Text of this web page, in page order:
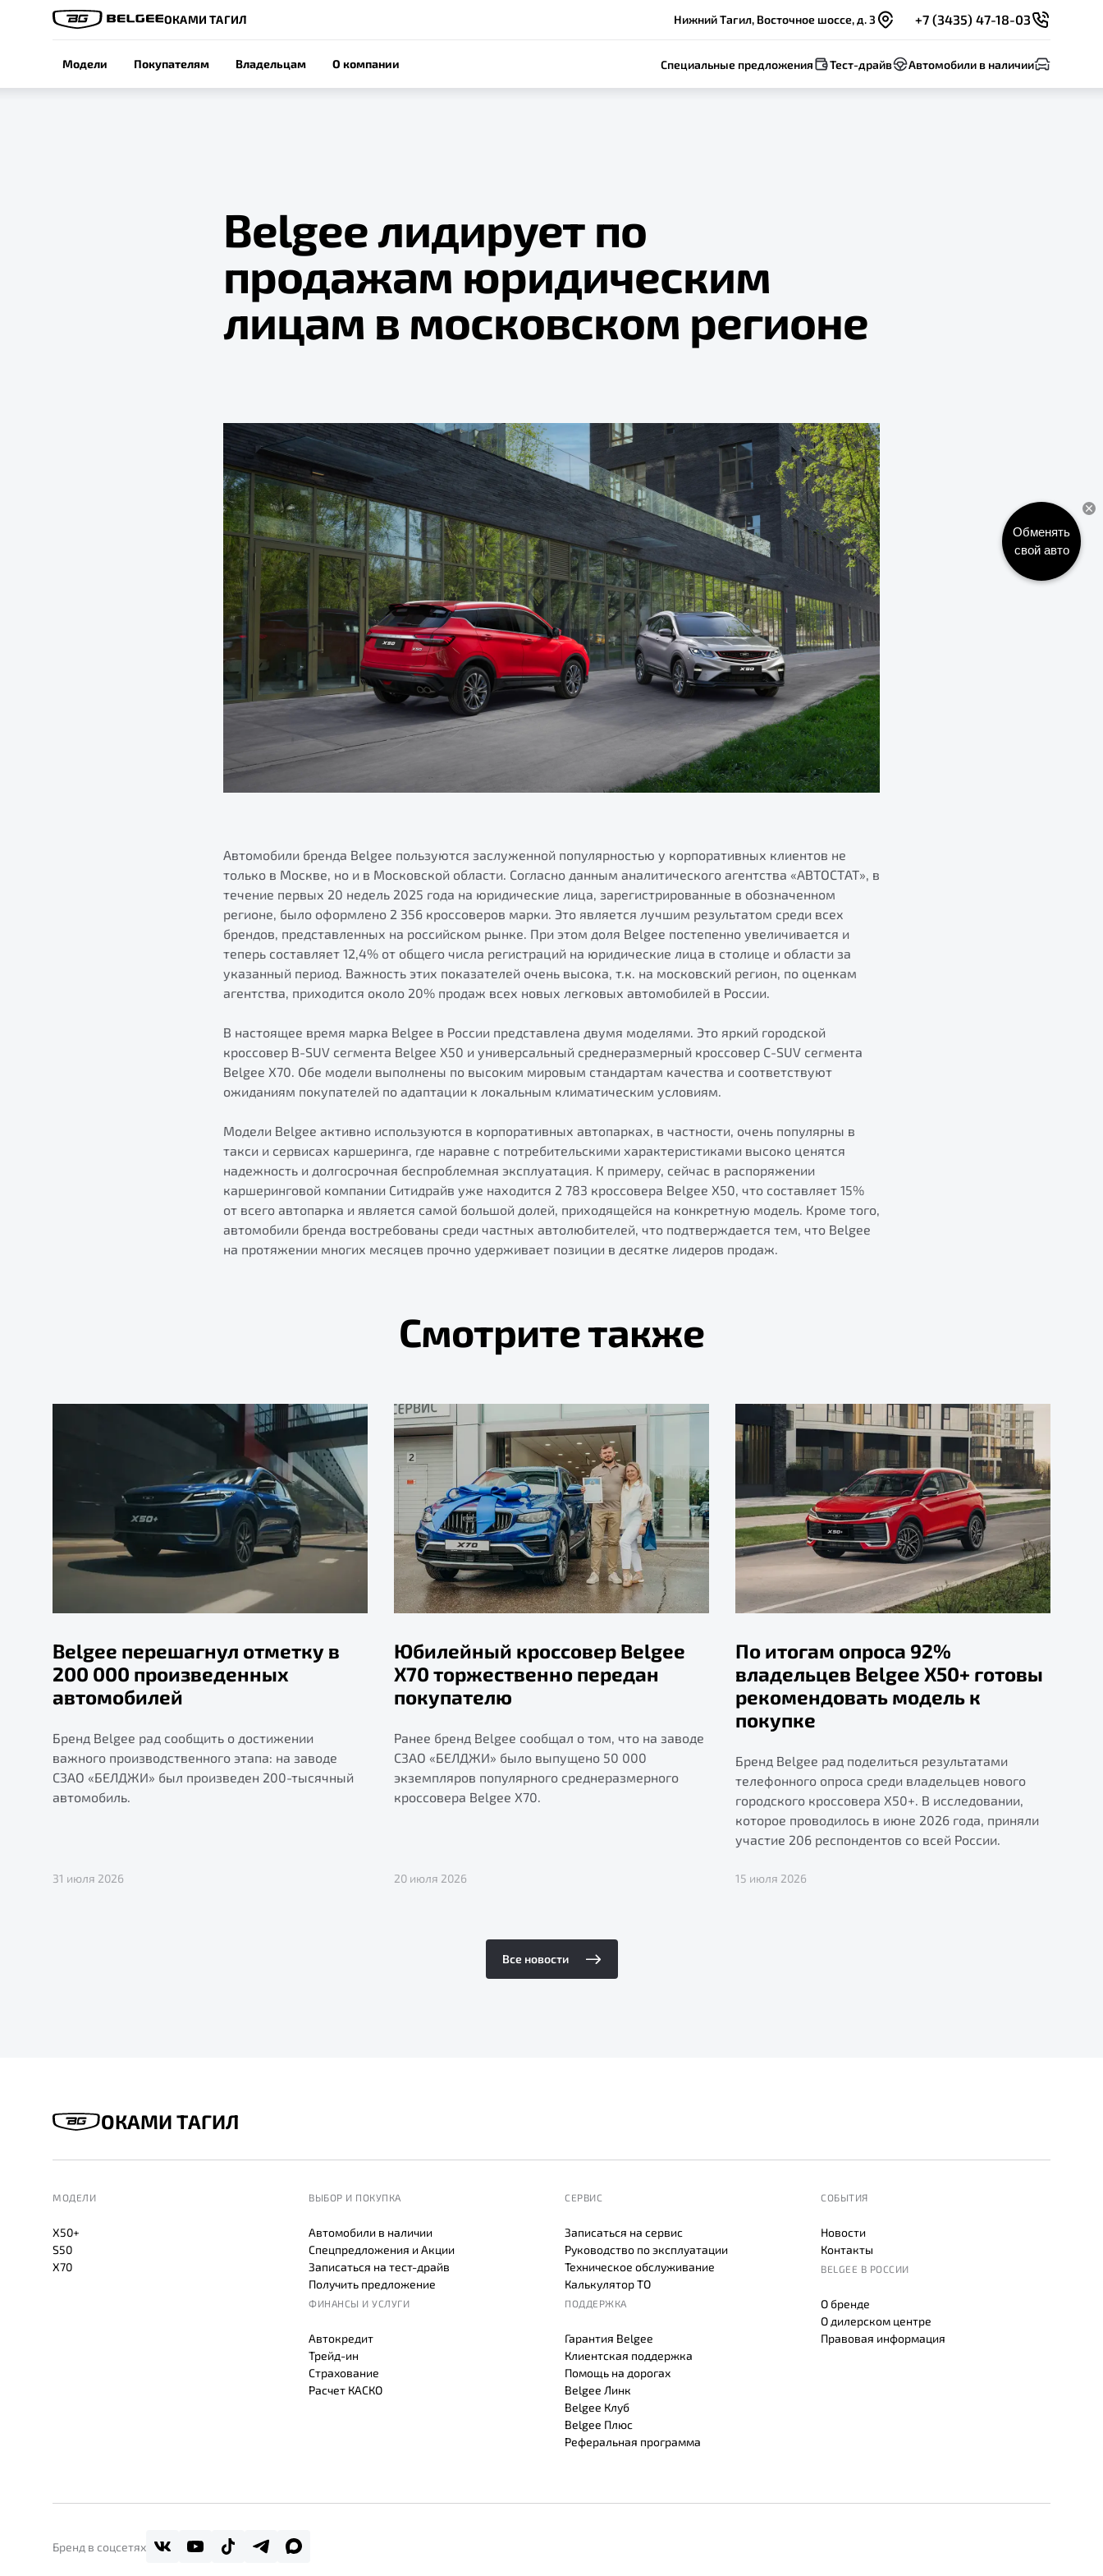
ОКАМИ ТАГИЛ Нижний Тагил, Восточное шоссе, д. 3 +7 (3435) 47-18-03
Модели Покупателям Владельцам О компании Специальные предложения Тест-драйв Автомобили в наличии
Belgee лидирует по
продажам юридическим
лицам в московском регионе
Автомобили бренда Belgee пользуются заслуженной популярностью у корпоративных клиентов не
только в Москве, но и в Московской области. Согласно данным аналитического агентства «АВТОСТАТ», в
течение первых 20 недель 2025 года на юридические лица, зарегистрированные в обозначенном
регионе, было оформлено 2 356 кроссоверов марки. Это является лучшим результатом среди всех
брендов, представленных на российском рынке. При этом доля Belgee постепенно увеличивается и
теперь составляет 12,4% от общего числа регистраций на юридические лица в столице и области за
указанный период. Важность этих показателей очень высока, т.к. на московский регион, по оценкам
агентства, приходится около 20% продаж всех новых легковых автомобилей в России.
В настоящее время марка Belgee в России представлена двумя моделями. Это яркий городской
кроссовер B-SUV сегмента Belgee X50 и универсальный среднеразмерный кроссовер C-SUV сегмента
Belgee X70. Обе модели выполнены по высоким мировым стандартам качества и соответствуют
ожиданиям покупателей по адаптации к локальным климатическим условиям.
Модели Belgee активно используются в корпоративных автопарках, в частности, очень популярны в
такси и сервисах каршеринга, где наравне с потребительскими характеристиками высоко ценятся
надежность и долгосрочная беспроблемная эксплуатация. К примеру, сейчас в распоряжении
каршеринговой компании Ситидрайв уже находится 2 783 кроссовера Belgee X50, что составляет 15%
от всего автопарка и является самой большой долей, приходящейся на конкретную модель. Кроме того,
автомобили бренда востребованы среди частных автолюбителей, что подтверждается тем, что Belgee
на протяжении многих месяцев прочно удерживает позиции в десятке лидеров продаж.
Смотрите также
Belgee перешагнул отметку в
200 000 произведенных
автомобилей
Бренд Belgee рад сообщить о достижении
важного производственного этапа: на заводе
СЗАО «БЕЛДЖИ» был произведен 200-тысячный
автомобиль.
31 июля 2026
Юбилейный кроссовер Belgee
X70 торжественно передан
покупателю
Ранее бренд Belgee сообщал о том, что на заводе
СЗАО «БЕЛДЖИ» было выпущено 50 000
экземпляров популярного среднеразмерного
кроссовера Belgee X70.
20 июля 2026
По итогам опроса 92%
владельцев Belgee X50+ готовы
рекомендовать модель к
покупке
Бренд Belgee рад поделиться результатами
телефонного опроса среди владельцев нового
городского кроссовера X50+. В исследовании,
которое проводилось в июне 2026 года, приняли
участие 206 респондентов со всей России.
15 июля 2026
Все новости
ОКАМИ ТАГИЛ
МОДЕЛИ
X50+
S50
X70
ВЫБОР И ПОКУПКА
Автомобили в наличии
Спецпредложения и Акции
Записаться на тест-драйв
Получить предложение
ФИНАНСЫ И УСЛУГИ
Автокредит
Трейд-ин
Страхование
Расчет КАСКО
СЕРВИС
Записаться на сервис
Руководство по эксплуатации
Техническое обслуживание
Калькулятор ТО
ПОДДЕРЖКА
Гарантия Belgee
Клиентская поддержка
Помощь на дорогах
Belgee Линк
Belgee Клуб
Belgee Плюс
Реферальная программа
СОБЫТИЯ
Новости
Контакты
BELGEE В РОССИИ
О бренде
О дилерском центре
Правовая информация
Бренд в соцсетях
Обменять
свой авто